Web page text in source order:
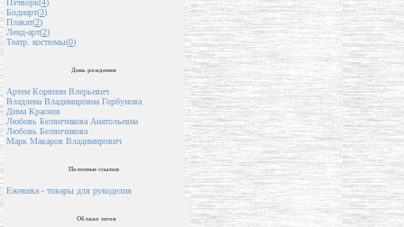
Пэчворк(4)
Бодиарт(3)
Плакат(2)
Ленд-арт(2)
Театр. костюмы(0)
День рождения
Артем Коряпин Влерьевич
Владлена Владимировна Горбунова
Дима Краснов
Любовь Белянчикова Анатольевна
Любовь Белянчикова
Марк Макаров Владимирович
Полезные ссылки
Ежевика - товары для рукоделия
Облако тегов